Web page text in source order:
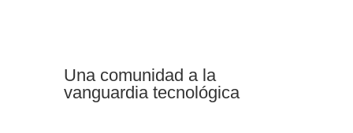
Una comunidad a la
vanguardia tecnológica